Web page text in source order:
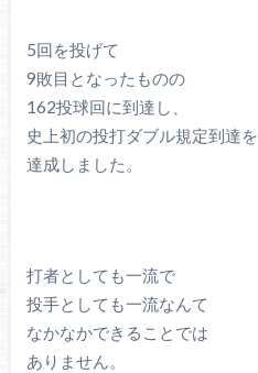
5回を投げて
9敗目となったものの
162投球回に到達し、
史上初の投打ダブル規定到達を
達成しました。
打者としても一流で
投手としても一流なんて
なかなかできることでは
ありません。